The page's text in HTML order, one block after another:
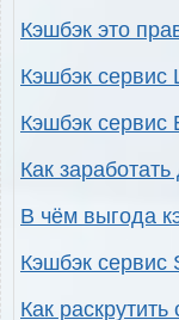
Кэшбэк это
Кэшбэк сервис
Кэшбэк сервис
Как
В чём выгода
Кэшбэк сервис
Как